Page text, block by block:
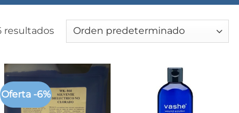
resultados
Oferta -6%